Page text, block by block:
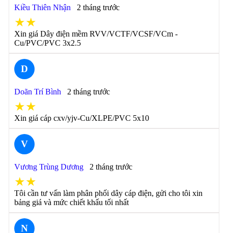
Kiều Thiên Nhận 2 tháng trước
★★
Xin giá Dây điện mềm RVV/VCTF/VCSF/VCm -
Cu/PVC/PVC 3x2.5
D
Doãn Trí Bình 2 tháng trước
★★
Xin giá cáp cxv/yjv-Cu/XLPE/PVC 5x10
V
Vương Trùng Dương 2 tháng trước
★★
Tôi cần tư vấn làm phân phối dây cáp điện, gửi cho tôi xin
bảng giá và mức chiết khấu tối nhất
N